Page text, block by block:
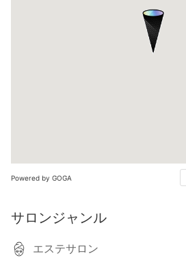
Powered by GOGA
サロンジャンル
エステサロン